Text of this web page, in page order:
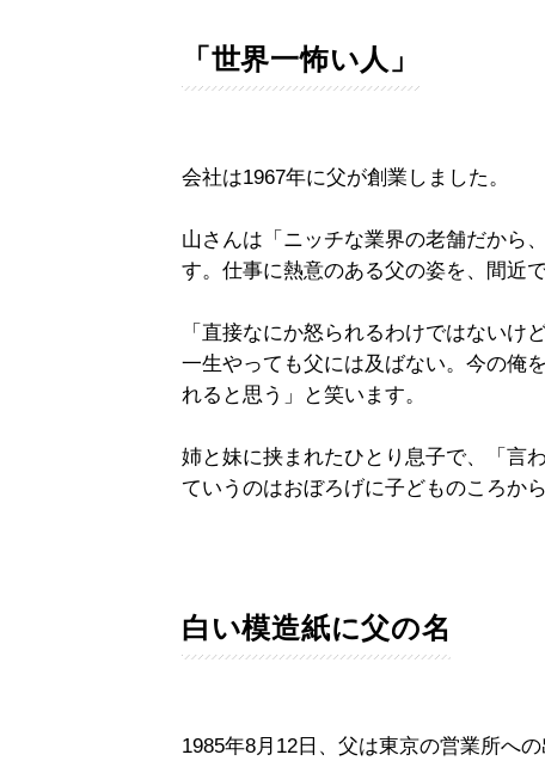
「世界一怖い人」
会社は1967年に父が創業しました。
山さんは「ニッチな業界の老舗だから
す。仕事に熱意のある父の姿を、間近
「直接なにか怒られるわけではないけ
一生やっても父には及ばない。今の俺
れると思う」と笑います。
姉と妹に挟まれたひとり息子で、「言
ていうのはおぼろげに子どものころか
白い模造紙に父の名
1985年8月12日、父は東京の営業所へ